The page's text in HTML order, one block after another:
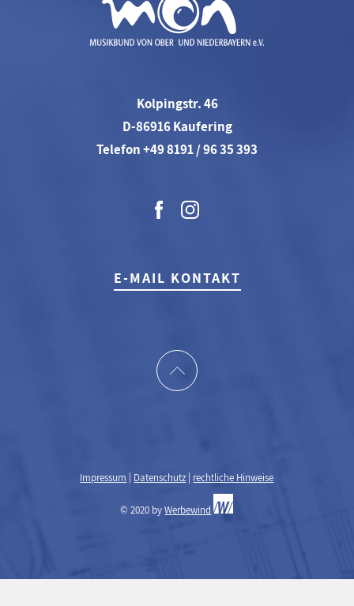
Kolpingstr. 46
D-86916 Kaufering
Telefon +49 8191 / 96 35 393
E-MAIL KONTAKT
Impressum Datenschutz rechtliche Hinweise
© 2020 byWerbewind